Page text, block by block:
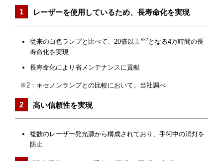
レーザーを使用しているため、長寿命化を実現
従来の白色ランプと比べて、20倍以上※2 となる4万時間の長
寿命化を実現
長寿命化により省メンテナンスに貢献
※2：キセノンランプとの比較において。当社調べ
高い信頼性を実現
複数のレーザー発光源から構成されており、手術中の消灯を
防止